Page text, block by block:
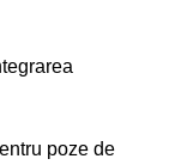
poze de